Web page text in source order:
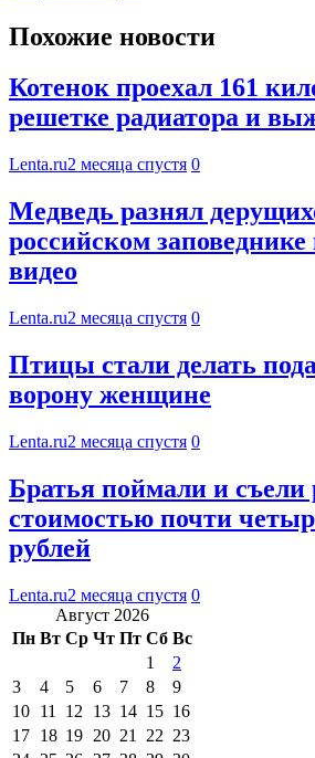
Похожие новости
Котенок проехал 161
решетке радиатора и
Lenta.ru2 месяца спустя 0
Медведь разнял
российском
видео
Lenta.ru2 месяца спустя 0
Птицы стали делать
ворону женщине
Lenta.ru2 месяца спустя 0
Братья поймали и съели
стоимостью почти
рублей
Lenta.ru2 месяца спустя 0
Август 2026
Пн Вт Ср Чт Пт Сб Вс
1
2
3
4 5 6 7 8
9
10 11 12 13 14 15 16
17 18 19 20 21 22 23